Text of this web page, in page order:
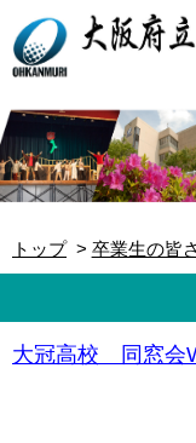
トップ 卒業生の皆
大冠高校 同窓会